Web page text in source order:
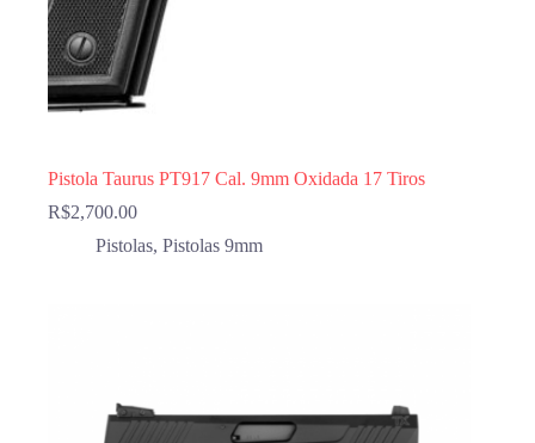
Pistola Taurus PT917 Cal. 9mm Oxidada 17 Tiros
R$2,700.00
Pistolas, Pistolas 9mm